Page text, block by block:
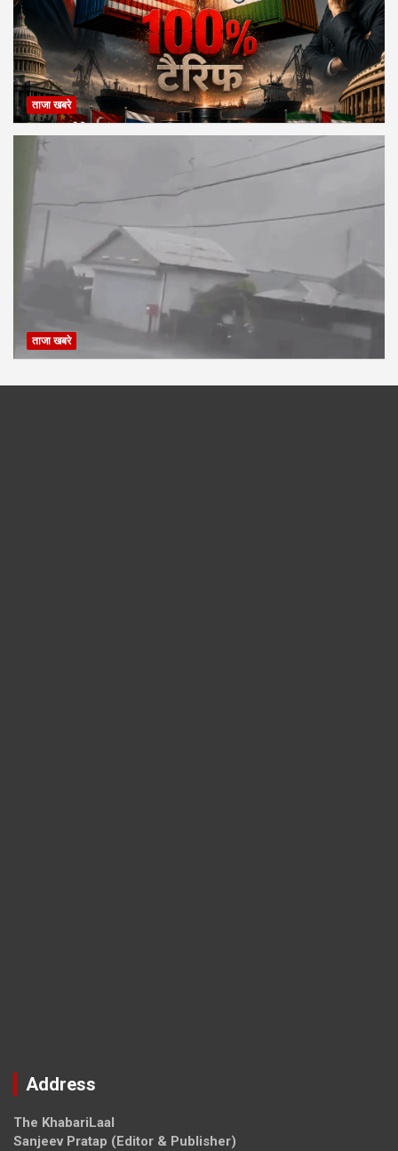
ताजा खबरे
ताजा खबरे
Address
The KhabariLaal
Sanjeev Pratap (Editor & Publisher)